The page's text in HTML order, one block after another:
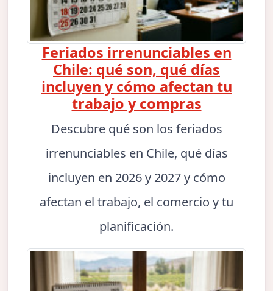
Feriados irrenunciables en
Chile: qué son, qué días
incluyen y cómo afectan tu
trabajo y compras
Descubre qué son los feriados
irrenunciables en Chile, qué días
incluyen en 2026 y 2027 y cómo
afectan el trabajo, el comercio y tu
planificación.